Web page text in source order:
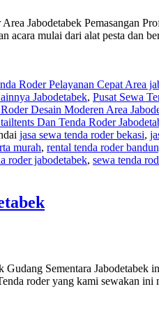
Jabodetabek Pemasangan
mulai dari alat pesta dan
Roder Pelayanan Cepat Area
Jabodetabek, Pusat Sewa
Desain Moderen Area
Dan Tenda Roder
jasa sewa tenda roder bekasi,
murah, rental tenda roder
roder jabodetabek, sewa tenda
Sementara
roder yang kami sewakan